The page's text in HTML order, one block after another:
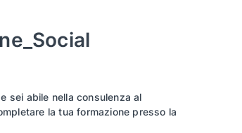
sei abile nella consulenza al
la tua formazione presso la